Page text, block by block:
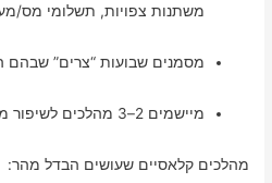
משתנות צפויות, תשלומי מס/
מסמנים שבועות “צרים” שבהם
מיישמים 2–3 מהלכים לשיפור מיידי
מהלכים קלאסיים שעושים הבדל מהר: